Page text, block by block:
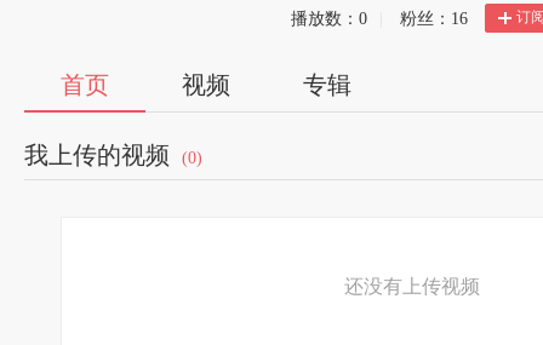
播放数： 0 粉丝： 16 订
首页 视频 专辑
我上传的视频 (0)
还没有上传视频